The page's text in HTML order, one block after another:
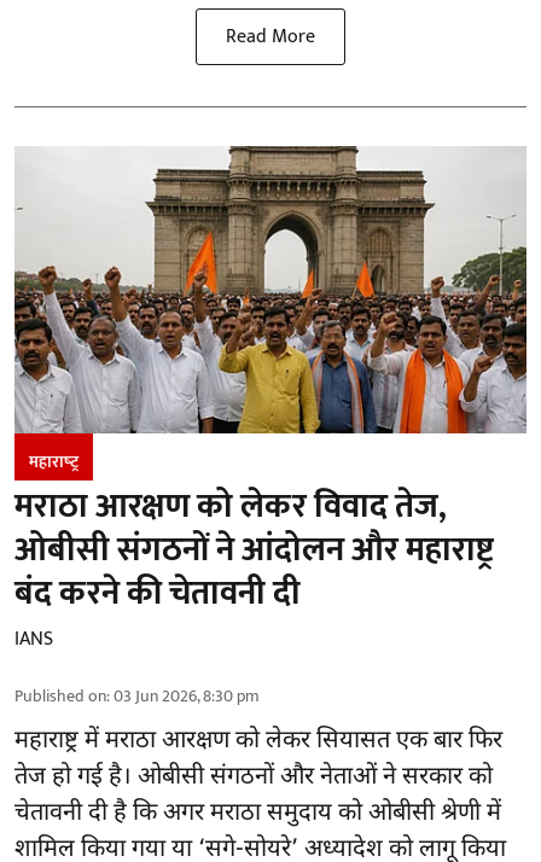
Read More
महाराष्‍ट्र
मराठा आरक्षण को लेकर विवाद तेज,
ओबीसी संगठनों ने आंदोलन और महाराष्ट्र
बंद करने की चेतावनी दी
IANS
Published on:03 Jun 2026, 8:30 pm
महाराष्ट्र में मराठा आरक्षण को लेकर सियासत एक बार फिर
तेज हो गई है। ओबीसी संगठनों और नेताओं ने सरकार को
चेतावनी दी है कि अगर मराठा समुदाय को ओबीसी श्रेणी में
शामिल किया गया या ‘सगे-सोयरे’ अध्यादेश को लागू किया